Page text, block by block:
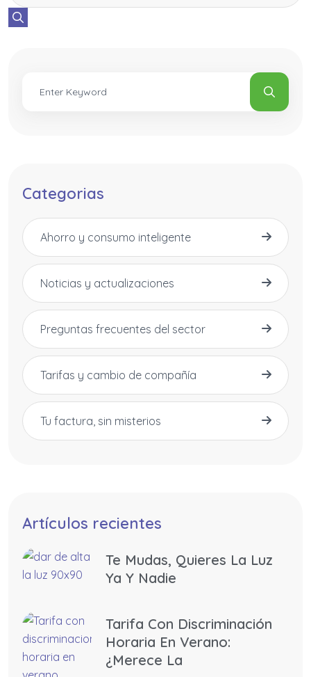
Categorias
Ahorro y consumo inteligente
Noticias y actualizaciones
Preguntas frecuentes del sector
Tarifas y cambio de compañía
Tu factura, sin misterios
Artículos recientes
Te Mudas, Quieres La Luz
Ya Y Nadie
Tarifa Con Discriminación
Horaria En Verano:
¿merece La